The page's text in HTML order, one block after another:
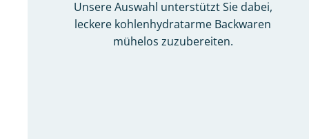
Unsere Auswahl unterstützt Sie dabei,
leckere kohlenhydratarme Backwaren
mühelos zuzubereiten.